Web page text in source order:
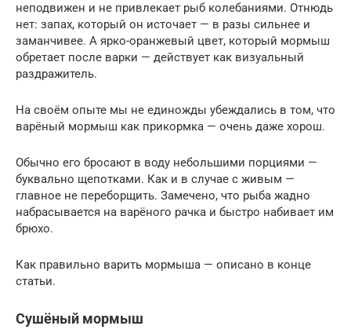
неподвижен и не привлекает рыб колебаниями. Отнюдь
нет: запах, который он источает — в разы сильнее и
заманчивее. А ярко-оранжевый цвет, который мормыш
обретает после варки — действует как визуальный
раздражитель.
На своём опыте мы не единожды убеждались в том, что
варёный мормыш как прикормка — очень даже хорош.
Обычно его бросают в воду небольшими порциями —
буквально щепотками. Как и в случае с живым —
главное не переборщить. Замечено, что рыба жадно
набрасывается на варёного рачка и быстро набивает им
брюхо.
Как правильно варить мормыша — описано в конце
статьи.
Сушёный мормыш